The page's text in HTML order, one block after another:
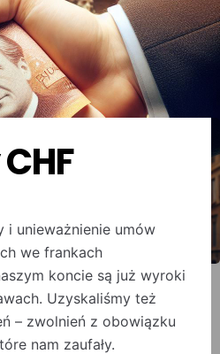
i unieważnienie umów
we frankach
koncie są już wyroki
Uzyskaliśmy też
– zwolnień z obowiązku
nam zaufały.